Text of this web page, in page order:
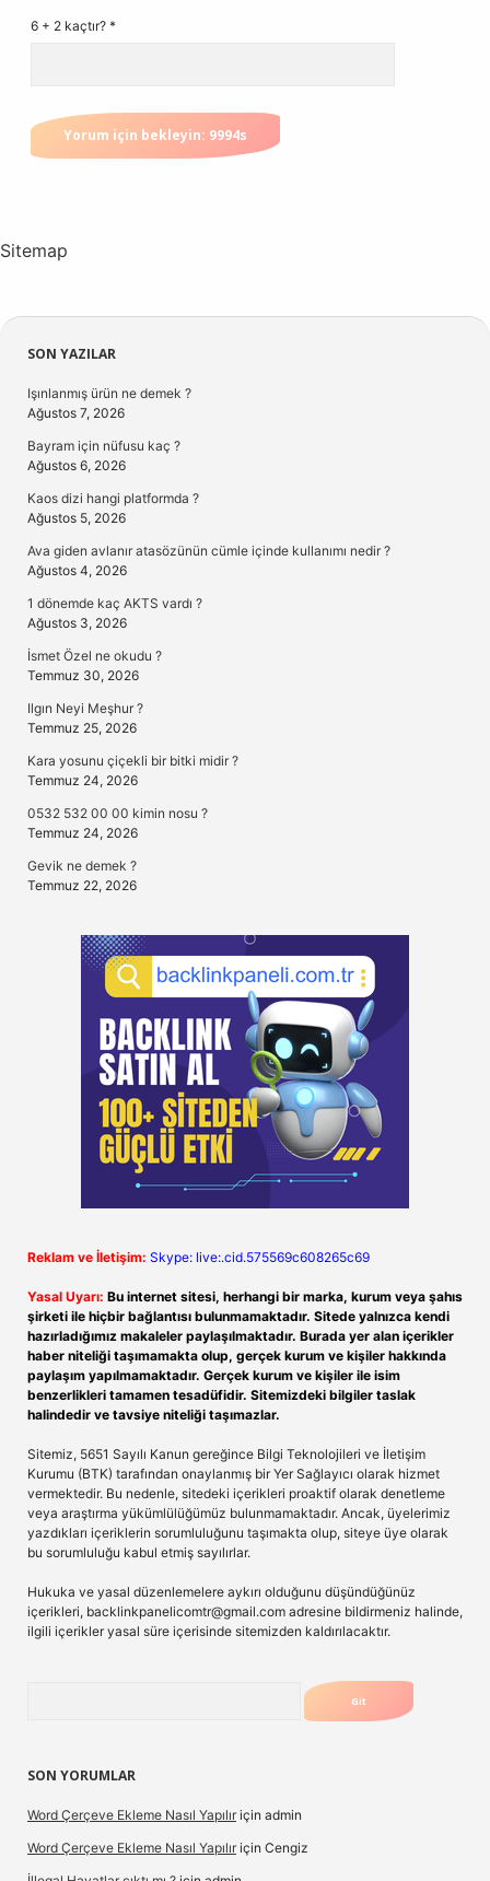
6 + 2 kaçtır? *
Sitemap
Sidebar
SON YAZILAR
Işınlanmış ürün ne demek ?
Ağustos 7, 2026
Bayram için nüfusu kaç ?
Ağustos 6, 2026
Kaos dizi hangi platformda ?
Ağustos 5, 2026
Ava giden avlanır atasözünün cümle içinde kullanımı nedir ?
Ağustos 4, 2026
1 dönemde kaç AKTS vardı ?
Ağustos 3, 2026
İsmet Özel ne okudu ?
Temmuz 30, 2026
Ilgın Neyi Meşhur ?
Temmuz 25, 2026
Kara yosunu çiçekli bir bitki midir ?
Temmuz 24, 2026
0532 532 00 00 kimin nosu ?
Temmuz 24, 2026
Gevik ne demek ?
Temmuz 22, 2026
Reklam ve İletişim: Skype: live:.cid.575569c608265c69
Yasal Uyarı: Bu internet sitesi, herhangi bir marka, kurum veya şahıs
şirketi ile hiçbir bağlantısı bulunmamaktadır. Sitede yalnızca kendi
hazırladığımız makaleler paylaşılmaktadır. Burada yer alan içerikler
haber niteliği taşımamakta olup, gerçek kurum ve kişiler hakkında
paylaşım yapılmamaktadır. Gerçek kurum ve kişiler ile isim
benzerlikleri tamamen tesadüfidir. Sitemizdeki bilgiler taslak
halindedir ve tavsiye niteliği taşımazlar.
Sitemiz, 5651 Sayılı Kanun gereğince Bilgi Teknolojileri ve İletişim
Kurumu (BTK) tarafından onaylanmış bir Yer Sağlayıcı olarak hizmet
vermektedir. Bu nedenle, sitedeki içerikleri proaktif olarak denetleme
veya araştırma yükümlülüğümüz bulunmamaktadır. Ancak, üyelerimiz
yazdıkları içeriklerin sorumluluğunu taşımakta olup, siteye üye olarak
bu sorumluluğu kabul etmiş sayılırlar.
Hukuka ve yasal düzenlemelere aykırı olduğunu düşündüğünüz
içerikleri, backlinkpanelicomtr@gmail.com adresine bildirmeniz halinde,
ilgili içerikler yasal süre içerisinde sitemizden kaldırılacaktır.
SON YORUMLAR
Word Çerçeve Ekleme Nasıl Yapılır için admin
Word Çerçeve Ekleme Nasıl Yapılır için Cengiz